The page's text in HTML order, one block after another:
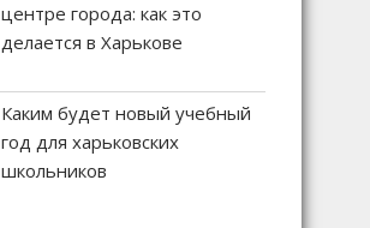
центре города: как это
делается в Харькове
Каким будет новый учебный
год для харьковских
школьников